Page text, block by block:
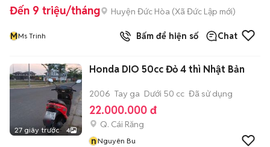
Đến 9 triệu/tháng Huyện Đức Hòa (Xã Đức Lập mới)
MMs Trinh Bấm để hiện số Chat
27 giây trước 4
Honda DIO 50cc Đỏ 4 thì Nhật Bản
2006 Tay ga Dưới 50 cc Đã sử dụng
22.000.000 đ
Q. Cái Răng
nNguyên Bu